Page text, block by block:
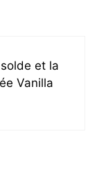
et la
Vanilla